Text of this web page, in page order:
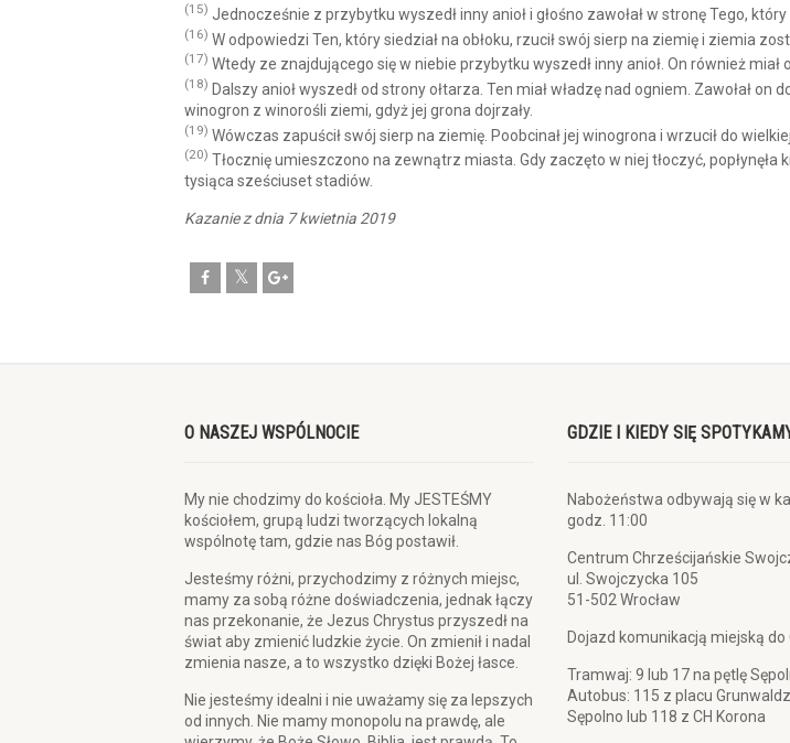
(15) Jednocześnie z przybytku wyszedł inny anioł i głośno zawołał w stronę Tego, który
(16) W odpowiedzi Ten, który siedział na obłoku, rzucił swój sierp na ziemię i ziemia
(17) Wtedy ze znajdującego się w niebie przybytku wyszedł inny anioł. On również miał
(18) Dalszy anioł wyszedł od strony ołtarza. Ten miał władzę nad ogniem. Zawołał
winogron z winorośli ziemi, gdyż jej grona dojrzały.
(19) Wówczas zapuścił swój sierp na ziemię. Poobcinał jej winogrona i wrzucił do
(20) Tłocznię umieszczono na zewnątrz miasta. Gdy zaczęto w niej tłoczyć,
tysiąca sześciuset stadiów.
Kazanie z dnia 7 kwietnia 2019
O NASZEJ WSPÓLNOCIE
My nie chodzimy do kościoła. My JESTEŚMY
kościołem, grupą ludzi tworzących lokalną
wspólnotę tam, gdzie nas Bóg postawił.
Jesteśmy różni, przychodzimy z różnych miejsc,
mamy za sobą różne doświadczenia, jednak łączy
nas przekonanie, że Jezus Chrystus przyszedł na
świat aby zmienić ludzkie życie. On zmienił i nadal
zmienia nasze, a to wszystko dzięki Bożej łasce.
Nie jesteśmy idealni i nie uważamy się za lepszych
od innych. Nie mamy monopolu na prawdę, ale
GDZIE I KIEDY SIĘ
Nabożeństwa odbywają się w
godz. 11:00
Centrum Chrześcijańskie
ul. Swojczycka 105
51-502 Wrocław
Dojazd komunikacją miejską do
Tramwaj: 9 lub 17 na pętlę
Autobus: 115 z placu
Sępolno lub 118 z CH Korona